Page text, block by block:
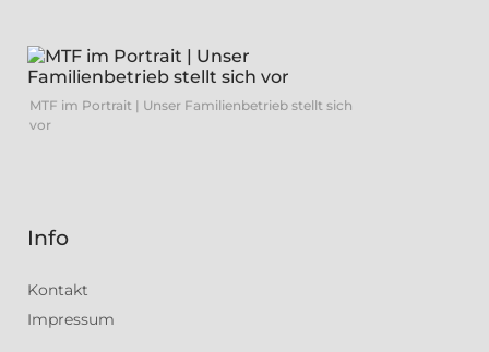
MTF im Portrait | Unser Familienbetrieb stellt sich
vor
Info
Kontakt
Impressum